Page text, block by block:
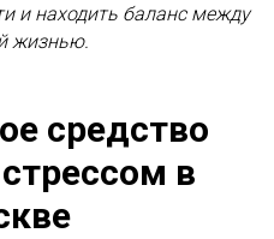
и находить баланс между
жизнью.
средство
в